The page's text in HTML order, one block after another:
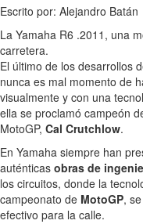
Escrito por: Alejandro Batán
La Yamaha R6 .2011, una
carretera.
El último de los desarrollos
nunca es mal momento de
visualmente y con una
ella se proclamó campeón
MotoGP, Cal Crutchlow.
En Yamaha siempre han
auténticas obras de
los circuitos, donde la
campeonato de MotoGP,
efectivo para la calle.